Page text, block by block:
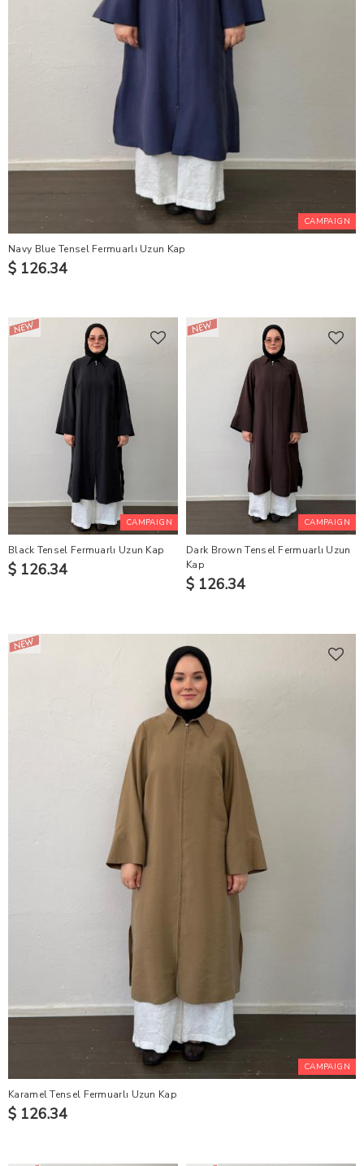
CAMPAIGN
Navy Blue Tensel Fermuarlı Uzun Kap
$ 126.34
CAMPAIGN
Black Tensel Fermuarlı Uzun Kap
$ 126.34
CAMPAIGN
Dark Brown Tensel Fermuarlı Uzun
Kap
$ 126.34
CAMPAIGN
Karamel Tensel Fermuarlı Uzun Kap
$ 126.34